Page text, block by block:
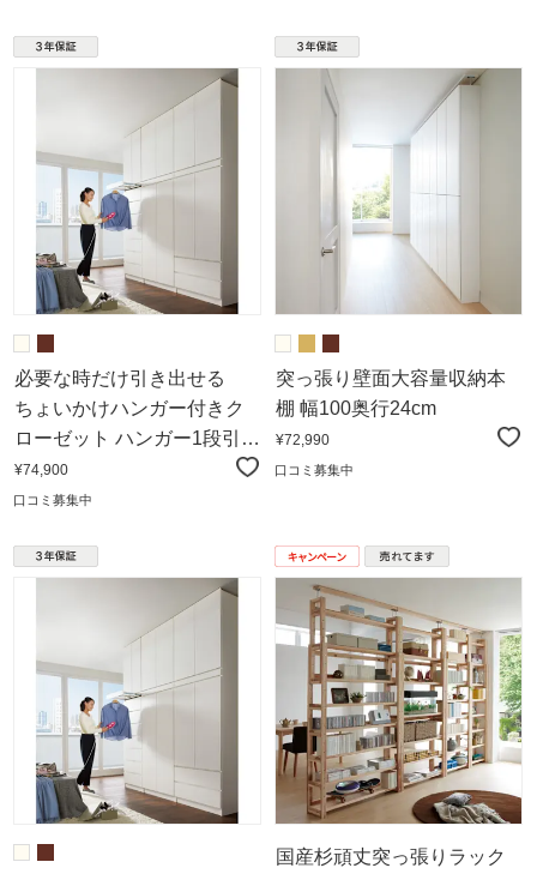
必要な時だけ引き出せる
ちょいかけハンガー付きク
ローゼット ハンガー1段引き
出し2杯 幅80cm
¥74,900
口コミ募集中
突っ張り壁面大容量収納本
棚 幅100奥行24cm
¥72,990
口コミ募集中
国産杉頑丈突っ張りラック